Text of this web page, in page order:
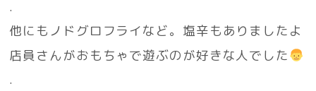
.
他にもノドグロフライなど。塩辛もありましたよ
店員さんがおもちゃで遊ぶのが好きな人でした
.